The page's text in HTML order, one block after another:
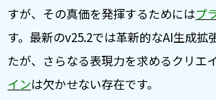
すが、その真価を発揮するためにはプ
す。最新のv25.2では革新的なAI生成
たが、さらなる表現力を求めるクリエ
インは欠かせない存在です。